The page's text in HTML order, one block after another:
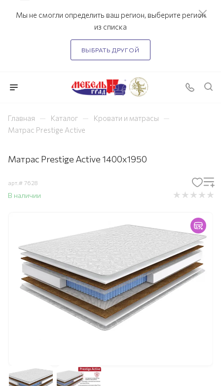
Мы не смогли определить ваш регион, выберите регион
из списка
ВЫБРАТЬ ДРУГОЙ
Главная — Каталог — Кровати и матрасы —
Матрас Prestige Active
Матрас Prestige Active 1400х1950
арт.# 7628
В наличии